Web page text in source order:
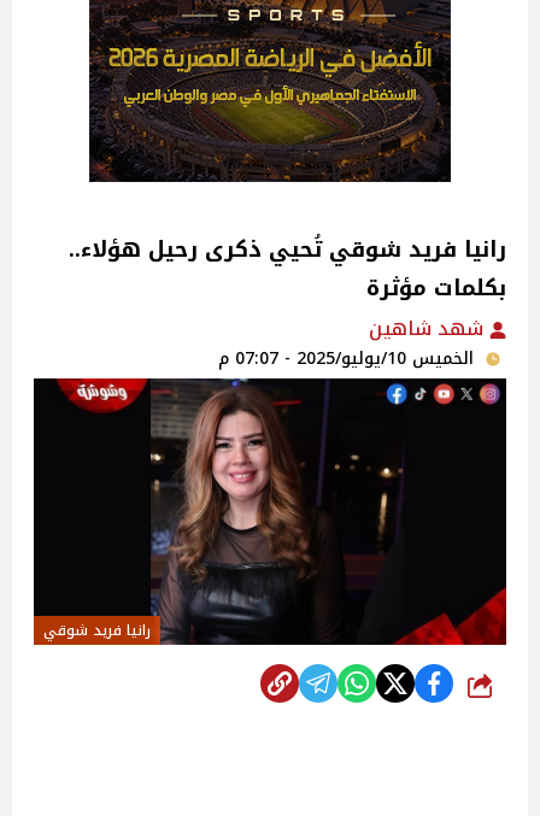
رانيا فريد شوقي تُحيي ذكرى رحيل هؤلاء..
بكلمات مؤثرة ‎
شهد شاهين
الخميس 10/يوليو/2025 - 07:07 م
رانيا فريد شوقي
شارك